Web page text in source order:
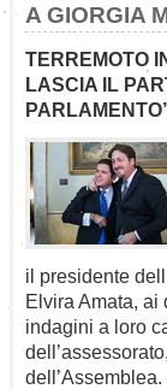
A GIORGIA
TERREMOTO
LASCIA IL
il presidente
Elvira Amata,
indagini a loro
dell’Assemblea.